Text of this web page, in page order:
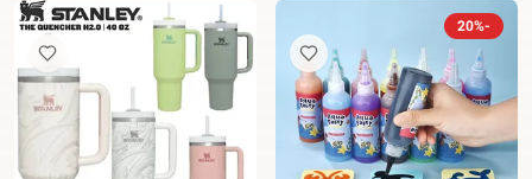
-
20%